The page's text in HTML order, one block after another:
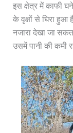
इस क्षेत्र में काफी
के वृक्षों से घिरा
नजारा देखा जा
उसमें पानी की कमी